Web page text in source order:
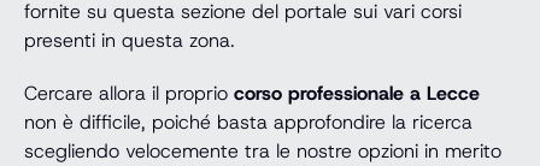
fornite su questa sezione del portale sui vari corsi
presenti in questa zona.
Cercare allora il proprio corso professionale a Lecce
non è difficile, poiché basta approfondire la ricerca
scegliendo velocemente tra le nostre opzioni in merito